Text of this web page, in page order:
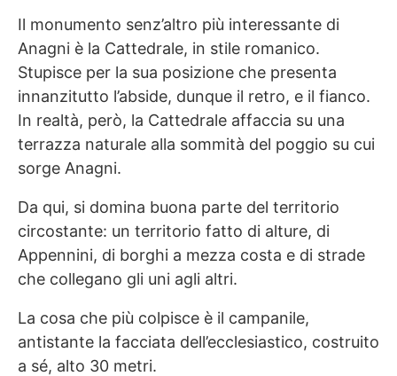
Il monumento senz’altro più interessante di
Anagni è la Cattedrale, in stile romanico.
Stupisce per la sua posizione che presenta
innanzitutto l’abside, dunque il retro, e il fianco.
In realtà, però, la Cattedrale affaccia su una
terrazza naturale alla sommità del poggio su cui
sorge Anagni.
Da qui, si domina buona parte del territorio
circostante: un territorio fatto di alture, di
Appennini, di borghi a mezza costa e di strade
che collegano gli uni agli altri.
La cosa che più colpisce è il campanile,
antistante la facciata dell’ecclesiastico, costruito
a sé, alto 30 metri.